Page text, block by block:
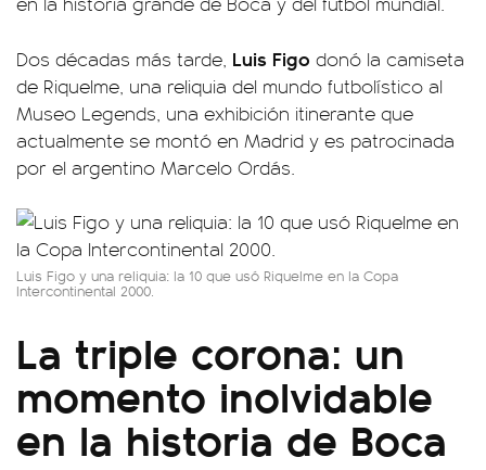
Dos décadas más tarde, Luis Figo donó la camiseta
de Riquelme, una reliquia del mundo futbolístico al
Museo Legends, una exhibición itinerante que
actualmente se montó en Madrid y es patrocinada
por el argentino Marcelo Ordás.
Luis Figo y una reliquia: la 10 que usó Riquelme en la Copa
Intercontinental 2000.
La triple corona: un
momento inolvidable
en la historia de Boca